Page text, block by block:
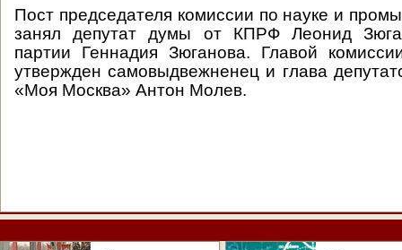
Пост председателя комиссии по науке и
занял депутат думы от КПРФ Леонид
партии Геннадия Зюганова. Главой
утвержден самовыдвежненец и глава
«Моя Москва» Антон Молев.